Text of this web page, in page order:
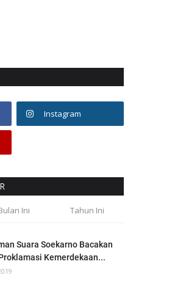
Instagram
Ini Tahun Ini
Suara Soekarno Bacakan
Kemerdekaan...